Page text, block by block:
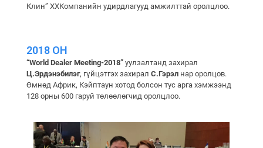
Клин” ХХКомпанийн удирдлагууд амжилттай оролцлоо.
2018 ОН
“World Dealer Meeting-2018”уулзалтанд захирал
Ц.Эрдэнэбилэг, гүйцэтгэх захирал С.Гэрэлнар оролцов.
Өмнөд Африк, Кэйптаун хотод болсон тус арга хэмжээнд
128 орны 600 гаруй төлөөлөгчид оролцлоо.